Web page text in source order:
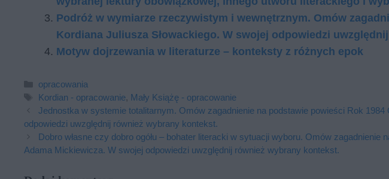
Podróż w wymiarze rzeczywistym i wewnętrznym. Omów
Kordiana Juliusza Słowackiego. W swojej odpowiedzi
Motyw dojrzewania w literaturze – konteksty z różnych epok
Kategorie
opracowania
Tagi
Kordian - opracowanie, Mały Książę - opracowanie
Jednostka w systemie totalitarnym. Omów zagadnienie na podstawie powieści Rok 1984
odpowiedzi uwzględnij również wybrany kontekst.
Dobro własne czy dobro ogółu – bohater literacki w sytuacji wyboru. Omów zagadnienie
Adama Mickiewicza. W swojej odpowiedzi uwzględnij również wybrany kontekst.